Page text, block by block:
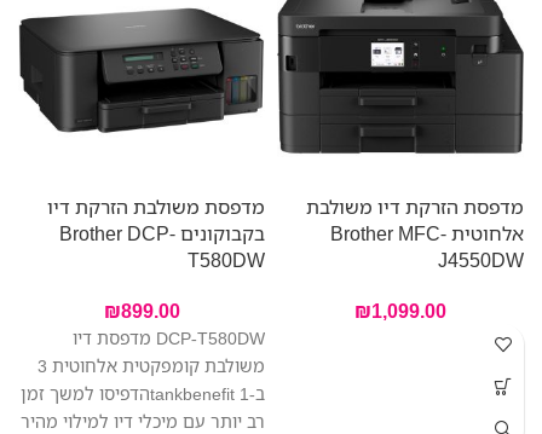
מדפסת הזרקת דיו משולבת
אלחוטית Brother MFC-
J4550DW
₪1,099.00
מדפסת משולבת הזרקת דיו
בקבוקונים Brother DCP-
T580DW
₪899.00
DCP-T580DW מדפסת דיו
משולבת קומפקטית אלחוטית 3
ב-1 tankbenefitהדפיסו למשך זמן
רב יותר עם מיכלי דיו למילוי מהיר